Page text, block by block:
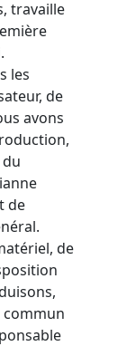
travaille
les
de
avons
de
de
commun